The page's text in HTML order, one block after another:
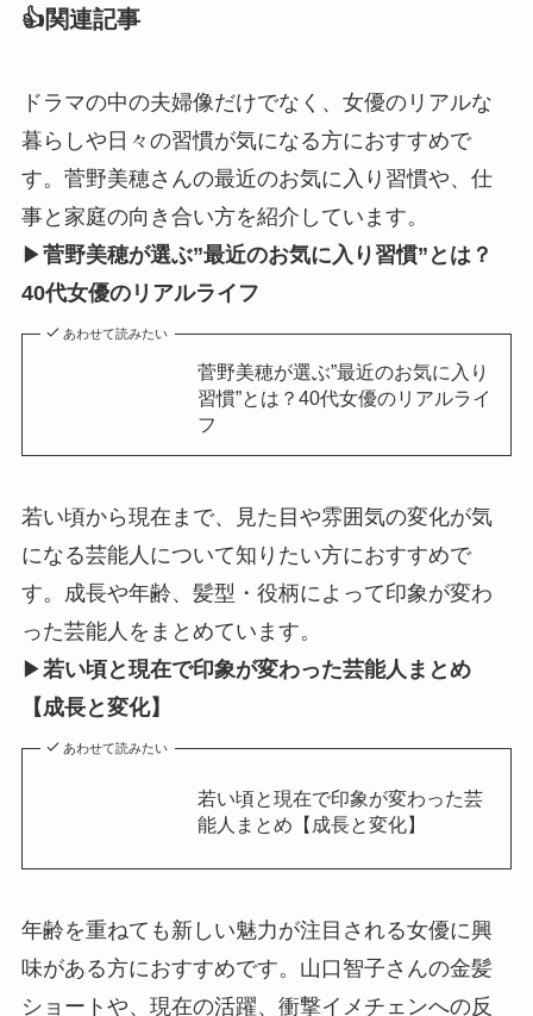
👍関連記事
ドラマの中の夫婦像だけでなく、女優のリアルな
暮らしや日々の習慣が気になる方におすすめで
す。菅野美穂さんの最近のお気に入り習慣や、仕
事と家庭の向き合い方を紹介しています。
▶菅野美穂が選ぶ”最近のお気に入り習慣”とは？
40代女優のリアルライフ
あわせて読みたい
菅野美穂が選ぶ”最近のお気に入り
習慣”とは？40代女優のリアルライ
フ
若い頃から現在まで、見た目や雰囲気の変化が気
になる芸能人について知りたい方におすすめで
す。成長や年齢、髪型・役柄によって印象が変わ
った芸能人をまとめています。
▶若い頃と現在で印象が変わった芸能人まとめ
【成長と変化】
あわせて読みたい
若い頃と現在で印象が変わった芸
能人まとめ【成長と変化】
年齢を重ねても新しい魅力が注目される女優に興
味がある方におすすめです。山口智子さんの金髪
ショートや、現在の活躍、衝撃イメチェンへの反